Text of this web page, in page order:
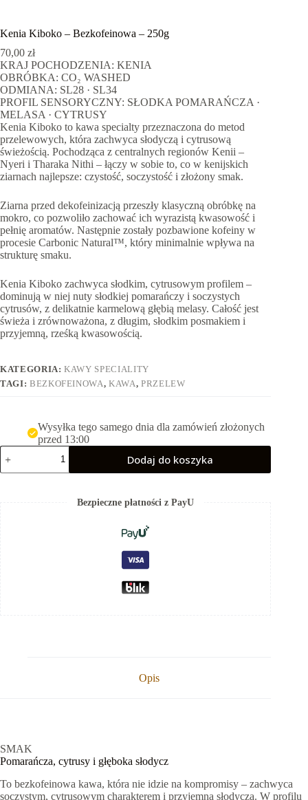
Kenia Kiboko – Bezkofeinowa – 250g
70,00 zł
KRAJ POCHODZENIA: KENIA
OBRÓBKA: CO₂ WASHED
ODMIANA: SL28 · SL34
PROFIL SENSORYCZNY: SŁODKA POMARAŃCZA ·
MELASA · CYTRUSY
Kenia Kiboko to kawa specialty przeznaczona do metod
przelewowych, która zachwyca słodyczą i cytrusową
świeżością. Pochodząca z centralnych regionów Kenii –
Nyeri i Tharaka Nithi – łączy w sobie to, co w kenijskich
ziarnach najlepsze: czystość, soczystość i złożony smak.
Ziarna przed dekofeinizacją przeszły klasyczną obróbkę na
mokro, co pozwoliło zachować ich wyrazistą kwasowość i
pełnię aromatów. Następnie zostały pozbawione kofeiny w
procesie Carbonic Natural™, który minimalnie wpływa na
strukturę smaku.
Kenia Kiboko zachwyca słodkim, cytrusowym profilem –
dominują w niej nuty słodkiej pomarańczy i soczystych
cytrusów, z delikatnie karmelową głębią melasy. Całość jest
świeża i zrównoważona, z długim, słodkim posmakiem i
przyjemną, rześką kwasowością.
KATEGORIA:KAWY SPECIALITY
TAGI: BEZKOFEINOWA,KAWA, PRZELEW
Wysyłka tego samego dnia dla zamówień złożonych
przed 13:00
ilość
Kenia
Kiboko
Dodaj do koszyka
Bezpieczne płatności z PayU
Opis
SMAK
Pomarańcza, cytrusy i głęboka słodycz
To bezkofeinowa kawa, która nie idzie na kompromisy – zachwyca
soczystym, cytrusowym charakterem i przyjemną słodyczą. W profilu